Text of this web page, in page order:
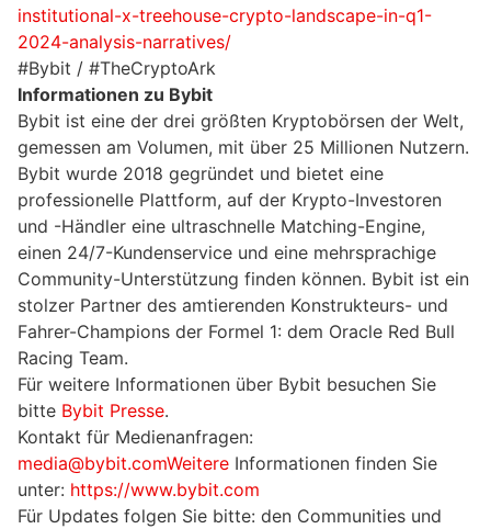
institutional-x-treehouse-crypto-landscape-in-q1-
2024-analysis-narratives/
#Bybit / #TheCryptoArk
Informationen zu Bybit
Bybit ist eine der drei größten Kryptobörsen der Welt,
gemessen am Volumen, mit über 25 Millionen Nutzern.
Bybit wurde 2018 gegründet und bietet eine
professionelle Plattform, auf der Krypto-Investoren
und -Händler eine ultraschnelle Matching-Engine,
einen 24/7-Kundenservice und eine mehrsprachige
Community-Unterstützung finden können. Bybit ist ein
stolzer Partner des amtierenden Konstrukteurs- und
Fahrer-Champions der Formel 1: dem Oracle Red Bull
Racing Team.
Für weitere Informationen über Bybit besuchen Sie
bitte Bybit Presse.
Kontakt für Medienanfragen:
media@bybit.comWeitere Informationen finden Sie
unter: https://www.bybit.com
Für Updates folgen Sie bitte: den Communities und